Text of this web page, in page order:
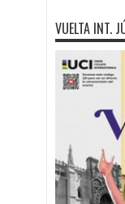
VUELTA INT.